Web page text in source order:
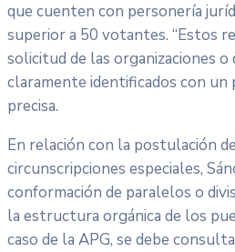
que cuenten con personería
superior a 50 votantes. “Estos
solicitud de las organizaciones o
claramente identificados con un
precisa.
En relación con la postulación
circunscripciones especiales,
conformación de paralelos o
la estructura orgánica de los
caso de la APG, se debe